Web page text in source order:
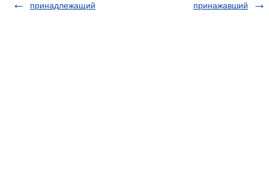
принадлежащий принажавший